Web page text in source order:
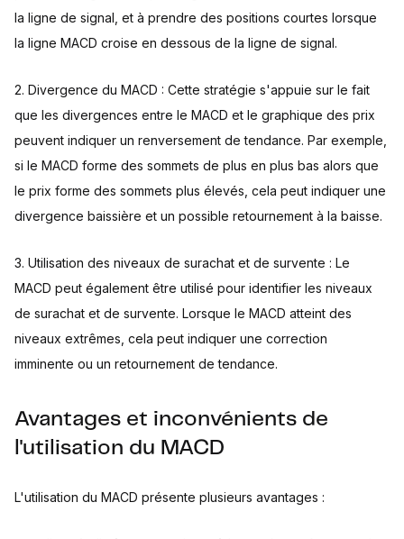
la ligne de signal, et à prendre des positions courtes lorsque
la ligne MACD croise en dessous de la ligne de signal.
2. Divergence du MACD : Cette stratégie s'appuie sur le fait
que les divergences entre le MACD et le graphique des prix
peuvent indiquer un renversement de tendance. Par exemple,
si le MACD forme des sommets de plus en plus bas alors que
le prix forme des sommets plus élevés, cela peut indiquer une
divergence baissière et un possible retournement à la baisse.
3. Utilisation des niveaux de surachat et de survente : Le
MACD peut également être utilisé pour identifier les niveaux
de surachat et de survente. Lorsque le MACD atteint des
niveaux extrêmes, cela peut indiquer une correction
imminente ou un retournement de tendance.
Avantages et inconvénients de
l'utilisation du MACD
L'utilisation du MACD présente plusieurs avantages :